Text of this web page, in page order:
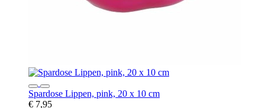
Spardose Lippen, pink, 20 x 10 cm
€ 7,95